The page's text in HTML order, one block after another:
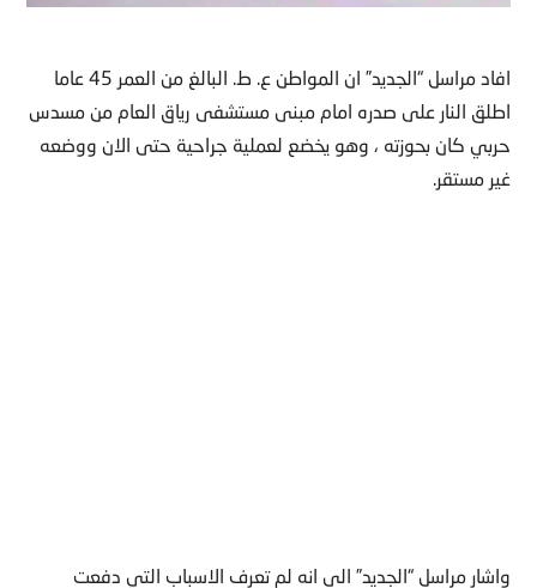
افاد مراسل “الجديد” ان المواطن ع. ط. البالغ من العمر 45 عاما
اطلق النار على صدره امام مبنى مستشفى رياق العام من مسدس
حربي كان بحوزته ، وهو يخضع لعملية جراحية حتى الان ووضعه
غير مستقر.
واشار مراسل “الجديد” الى انه لم تعرف الاسباب التي دفعت